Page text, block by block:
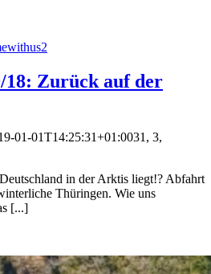
18: Zurück auf der
01-01T14:25:31+01:0031, 3,
in der Arktis liegt!? Abfahrt
Thüringen. Wie uns
[...]